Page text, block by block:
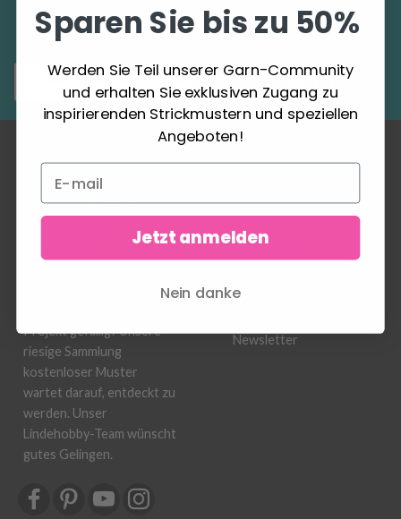
inspirierenden Strickmustern und speziellen
Angeboten!
Abonnieren
Garn ist unsere
Leidenschaft! Wir lieben
Projekt gefällig? Unsere
riesige Sammlung
kostenloser Muster
wartet darauf, entdeckt zu
werden. Unser
Lindehobby-Team wünscht
gutes Gelingen.
Konto
Adressbuch
Newsletter
Sparen Sie bis zu 50%
Werden Sie Teil unserer Garn-Community
und erhalten Sie exklusiven Zugang zu
inspirierenden Strickmustern und speziellen
Angeboten!
Jetzt anmelden
Nein danke